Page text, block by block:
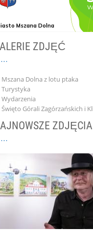
ZDJĘĆ
Mszana Dolna z lotu ptaka
Turystyka
Wydarzenia
Święto Górali Zagórzańskich i
ZDJĘCIA